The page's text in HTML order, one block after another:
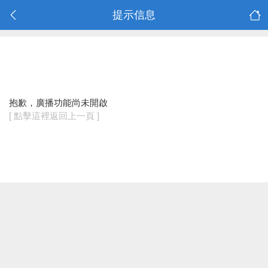
提示信息
抱歉，廣播功能尚未開啟
[ 點擊這裡返回上一頁 ]